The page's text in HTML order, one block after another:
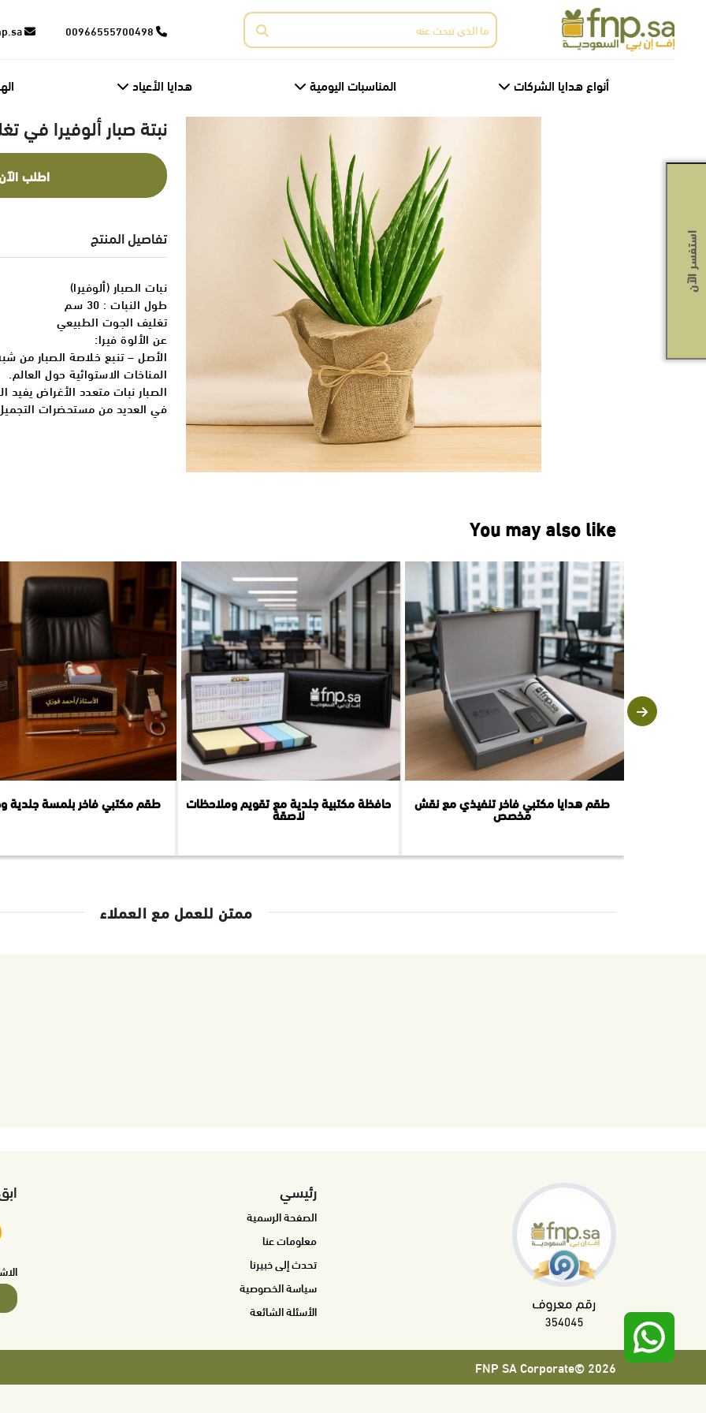
استفسر الآن
البحث
عن:
أنواع هدايا الشركات المناسبات اليومية هدايا الأعياد
نبتة صبار ألوفيرا
اطلب
تفاصيل المنتج
نبات الصبار (ألوفيرا)
طول النبات : 30 سم
تغليف الجوت الطبيعي
عن الألوة فيرا:
الأصل – تنبع خلاصة الصبار من
المناخات الاستوائية حول العالم.
الصبار نبات متعدد الأغراض
في العديد من مستحضرات
You may also like
طقم هدايا مكتبي فاخر تنفيذي مع نقش
مخصص
حافظة مكتبية جلدية مع تقويم وملاحظات
لاصقة
طقم مكتبي فاخر بلمسة جلدية
ممتن للعمل مع العملاء
رئيسي
الصفحة الرسمية
معلومات عنا
تحدث إلى خبيرنا
سياسة الخصوصية
الأسئلة الشائعة
2026 ©FNP SA Corporate